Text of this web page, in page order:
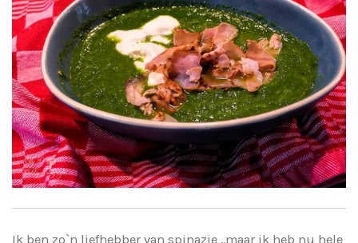
Ik ben zo`n liefhebber van spinazie ..maar ik heb nu hele